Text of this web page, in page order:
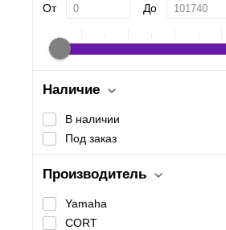
От До
Наличие
В наличии
Под заказ
Производитель
Yamaha
CORT